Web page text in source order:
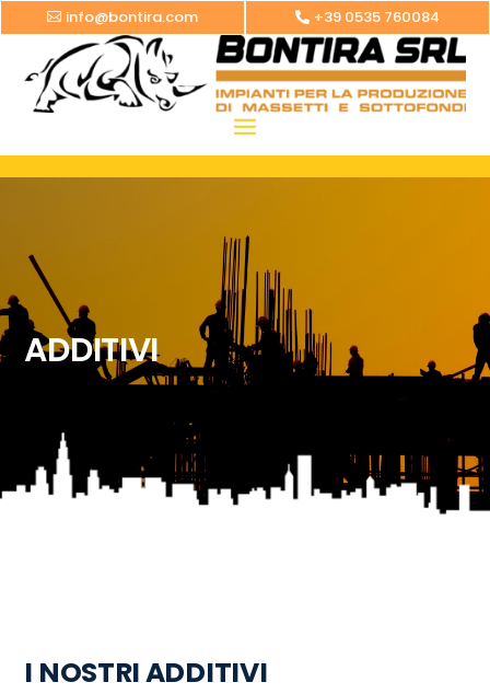
info@bontira.com +39 0535 760084
ADDITIVI
I NOSTRI ADDITIVI